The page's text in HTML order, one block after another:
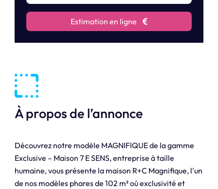
Estimation en ligne
À propos de l’annonce
Découvrez notre modèle MAGNIFIQUE de la gamme
Exclusive – Maison 7 E SENS, entreprise à taille
humaine, vous présente la maison R+C Magnifique, l'un
de nos modèles phares de 102 m² où exclusivité et